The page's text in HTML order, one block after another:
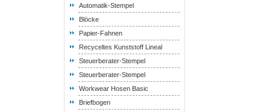
Automatik-Stempel
Blöcke
Papier-Fahnen
Recyceltes Kunststoff Lineal
Steuerberater-Stempel
Steuerberater-Stempel
Workwear Hosen Basic
Briefbogen